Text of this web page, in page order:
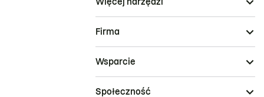
Firma
Wsparcie
Społeczność